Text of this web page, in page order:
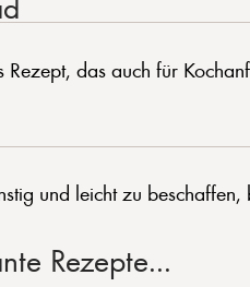
Rezept, das auch für
und leicht zu
Rezepte...